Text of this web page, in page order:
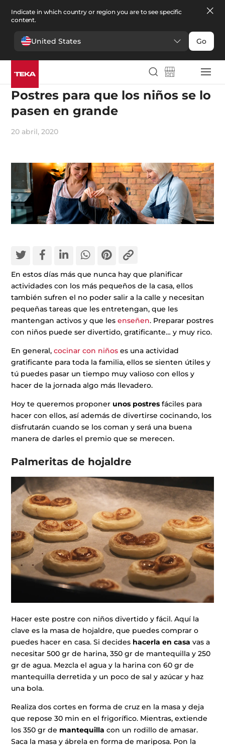
Indicate in which country or region you are to see specific
content.
United States Go
Recetas y gastronomía
Postres para que los niños se lo
pasen en grande
20 abril, 2020
En estos días más que nunca hay que planificar
actividades con los más pequeños de la casa, ellos
también sufren el no poder salir a la calle y necesitan
pequeñas tareas que les entretengan, que les
mantengan activos y que lesenseñen. Preparar postres
con niños puede ser divertido, gratificante… y muy rico.
En general, cocinar con niños es una actividad
gratificante para toda la familia, ellos se sienten útiles y
tú puedes pasar un tiempo muy valioso con ellos y
hacer de la jornada algo más llevadero.
Hoy te queremos proponer unos postres fáciles para
hacer con ellos, así además de divertirse cocinando, los
disfrutarán cuando se los coman y será una buena
manera de darles el premio que se merecen.
Palmeritas de hojaldre
Hacer este postre con niños divertido y fácil. Aquí la
clave es la masa de hojaldre, que puedes comprar o
puedes hacer en casa. Si decides hacerla en casa vas a
necesitar 500 gr de harina, 350 gr de mantequilla y 250
gr de agua. Mezcla el agua y la harina con 60 gr de
mantequilla derretida y un poco de sal y azúcar y haz
una bola.
Realiza dos cortes en forma de cruz en la masa y deja
que repose 30 min en el frigorífico. Mientras, extiende
los 350 gr de mantequillacon un rodillo de amasar.
Saca la masa y ábrela en forma de mariposa. Pon la